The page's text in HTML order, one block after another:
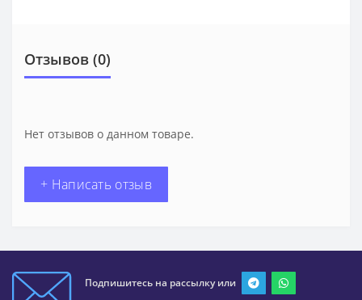
Отзывов (0)
Нет отзывов о данном товаре.
+ Написать отзыв
Подпишитесь на рассылку или